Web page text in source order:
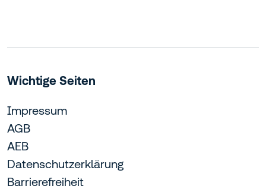
Wichtige Seiten
Impressum
AGB
AEB
Datenschutzerklärung
Barrierefreiheit